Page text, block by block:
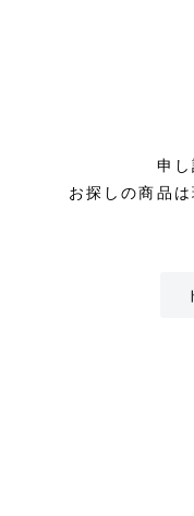
申し
お探しの商品